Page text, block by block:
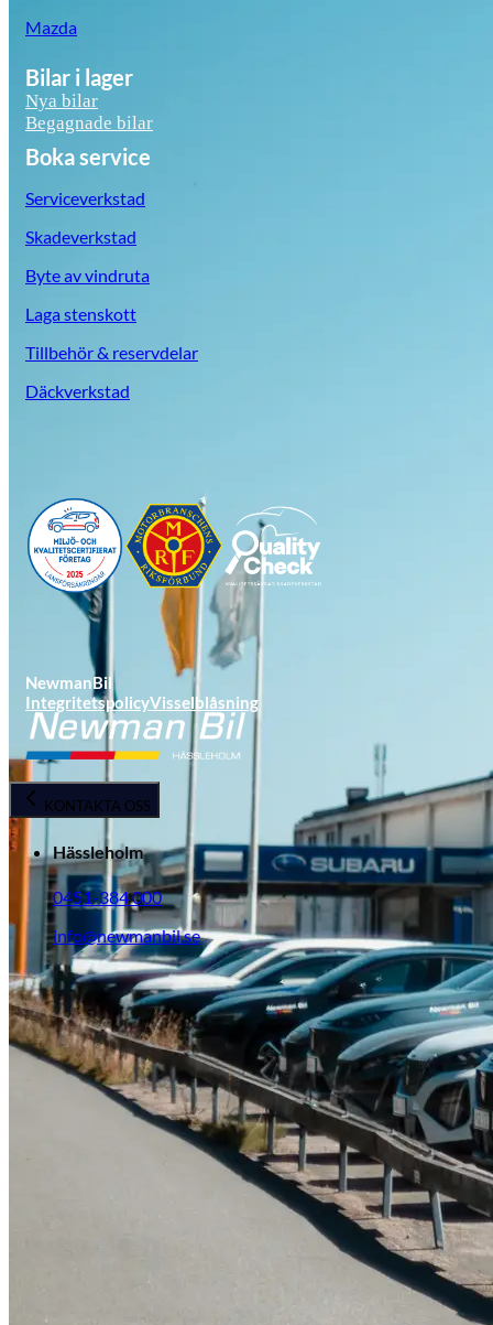
Opel
Serviceverkstad
Mazda
Bilar i lager
Nya bilar
Begagnade bilar
Boka service
Serviceverkstad
Skadeverkstad
Byte av vindruta
Laga stenskott
Tillbehör & reservdelar
Däckverkstad
NewmanBil
IntegritetspolicyVisselblåsning
KONTAKTA OSS
Hässleholm
0451-384 000
info@newmanbil.se